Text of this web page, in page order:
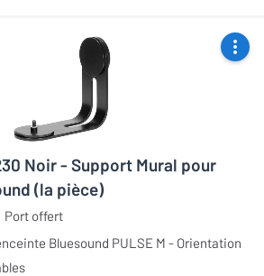
Noir - Support Mural pour
(la pièce)
Port offert
Bluesound PULSE M - Orientation